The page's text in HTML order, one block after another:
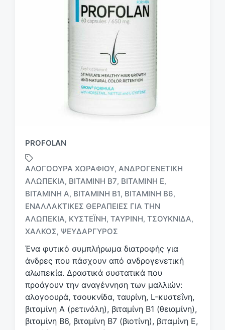
PROFOLAN
ε
ε
τ
κ
έ
τ
α
ΑΛΟΓΟΟΥΡΆ ΧΩΡΑΦΙΟΎ, ΑΝΔΡΟΓΕΝΕΤΙΚΉ
ΑΛΩΠΕΚΊΑ, ΒΙΤΑΜΊΝΗ B7, ΒΙΤΑΜΊΝΗ E,
ΒΙΤΑΜΊΝΗ Α, ΒΙΤΑΜΊΝΗ Β1, ΒΙΤΑΜΊΝΗ Β6,
ΕΝΑΛΛΑΚΤΙΚΈΣ ΘΕΡΑΠΕΊΕΣ ΓΙΑ ΤΗΝ
ΑΛΩΠΕΚΊΑ, ΚΥΣΤΕΪ́ΝΗ, ΤΑΥΡΊΝΗ, ΤΣΟΥΚΝΊΔΑ,
ΧΑΛΚΌΣ, ΨΕΥΔΆΡΓΥΡΟΣ
Ένα φυτικό συμπλήρωμα διατροφής για
άνδρες που πάσχουν από ανδρογενετική
αλωπεκία. Δραστικά συστατικά που
προάγουν την αναγέννηση των μαλλιών:
αλογοουρά, τσουκνίδα, ταυρίνη, L-κυστεΐνη,
βιταμίνη Α (ρετινόλη), βιταμίνη Β1 (θειαμίνη),
βιταμίνη Β6, βιταμίνη Β7 (βιοτίνη), βιταμίνη Ε,